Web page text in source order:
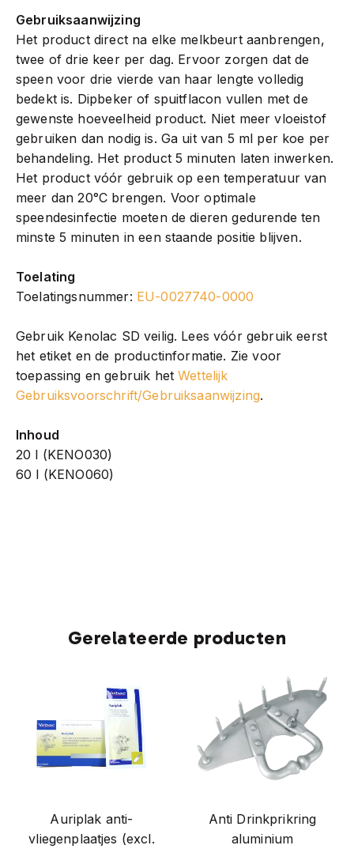
Gebruiksaanwijzing
Het product direct na elke melkbeurt aanbrengen,
twee of drie keer per dag. Ervoor zorgen dat de
speen voor drie vierde van haar lengte volledig
bedekt is. Dipbeker of spuitflacon vullen met de
gewenste hoeveelheid product. Niet meer vloeistof
gebruiken dan nodig is. Ga uit van 5 ml per koe per
behandeling. Het product 5 minuten laten inwerken.
Het product vóór gebruik op een temperatuur van
meer dan 20°C brengen. Voor optimale
speendesinfectie moeten de dieren gedurende ten
minste 5 minuten in een staande positie blijven.
Toelating
Toelatingsnummer: EU-0027740-0000
Gebruik Kenolac SD veilig. Lees vóór gebruik eerst
het etiket en de productinformatie. Zie voor
toepassing en gebruik hetWettelijk
Gebruiksvoorschrift/Gebruiksaanwijzing.
Inhoud
20 l (KENO030)
60 l (KENO060)
Gerelateerde producten
Auriplak anti-
vliegenplaatjes (excl.
Anti Drinkprikring
aluminium